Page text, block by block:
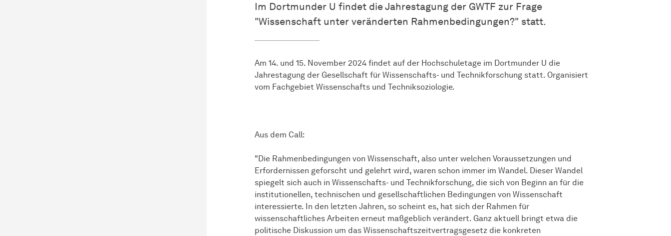
Im Dortmunder U findet die Jahrestagung der GWTF zur Frage
"Wissenschaft unter veränderten Rahmenbedingungen?" statt.
Am 14. und 15. November 2024 findet auf der Hochschuletage im Dortmunder U die
Jahrestagung der Gesellschaft für Wissenschafts- und Technikforschung statt. Organisiert
vom Fachgebiet Wissenschafts und Techniksoziologie.
Aus dem Call:
"Die Rahmenbedingungen von Wissenschaft, also unter welchen Voraussetzungen und
Erfordernissen geforscht und gelehrt wird, waren schon immer im Wandel. Dieser Wandel
spiegelt sich auch in Wissenschafts- und Technikforschung, die sich von Beginn an für die
institutionellen, technischen und gesellschaftlichen Bedingungen von Wissenschaft
interessierte. In den letzten Jahren, so scheint es, hat sich der Rahmen für
wissenschaftliches Arbeiten erneut maßgeblich verändert. Ganz aktuell bringt etwa die
politische Diskussion um das Wissenschaftszeitvertragsgesetz die konkreten